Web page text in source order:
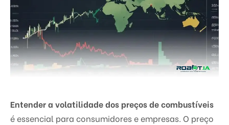
Entender a volatilidade dos preços de combustíveis
é essencial para consumidores e empresas. O preço